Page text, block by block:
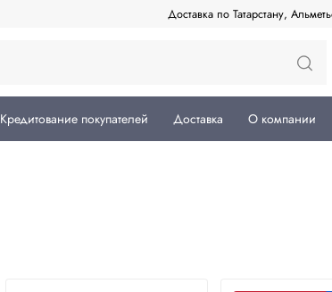
Доставка по Татарстану,
Кредитование покупателей Доставка О компании